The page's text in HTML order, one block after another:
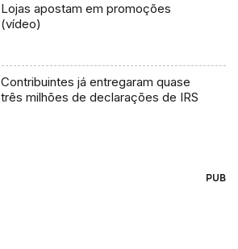
Lojas apostam em promoções
(vídeo)
Contribuintes já entregaram quase
três milhões de declarações de IRS
PUB